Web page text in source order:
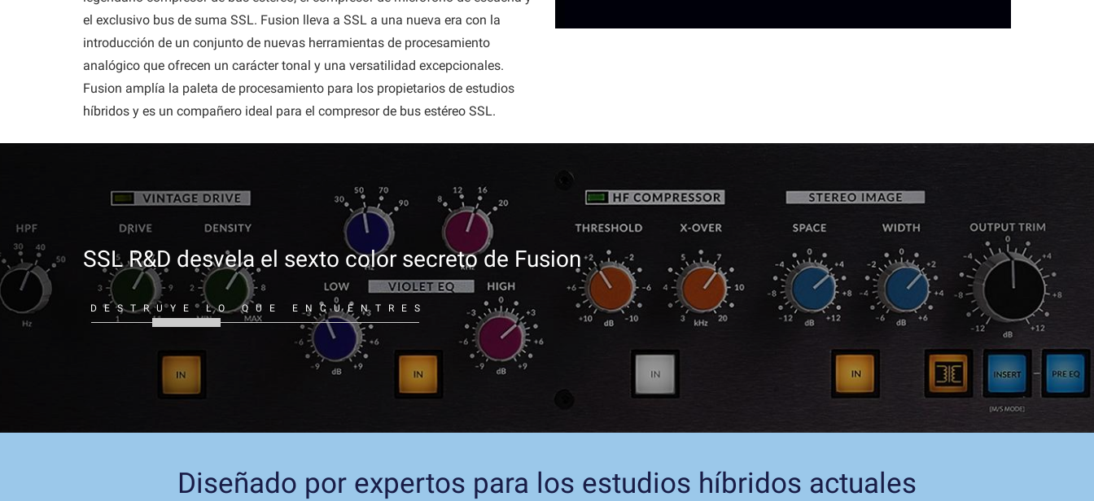
el exclusivo bus de suma SSL. Fusion lleva a SSL a una nueva era con la
introducción de un conjunto de nuevas herramientas de procesamiento
analógico que ofrecen un carácter tonal y una versatilidad excepcionales.
Fusion amplía la paleta de procesamiento para los propietarios de estudios
híbridos y es un compañero ideal para el compresor de bus estéreo SSL.
SSL R&D desvela el sexto color secreto de Fusion
DESTRUYE LO QUE ENCUENTRES
Diseñado por expertos para los estudios híbridos actuales